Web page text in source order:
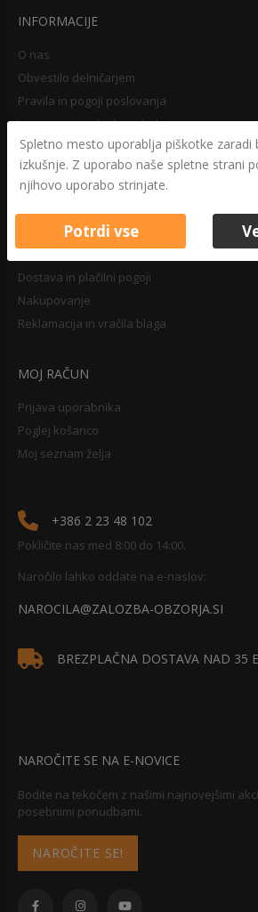
INFORMACIJE
O nas
Obvestilo delničarjem
Pravila in pogoji poslovanja
Varovanje osebnih podatkov
Druga določila
Pravilnik o zasebnosti
Pravno obvestilo
Dostava in plačilni pogoji
Nakupovanje
Reklamacija in vračila blaga
MOJ RAČUN
Prijava uporabnika
Poglej košarico
Moj seznam želja
+386 2 23 48 102
Pokličite nas med 8:00 do 14:00.
Naročilo lahko oddate na e-naslov:
NAROCILA@ZALOZBA-OBZORJA.SI
BREZPLAČNA DOSTAVA NAD 35
NAROČITE SE NA E-NOVICE
Bodite na tekočem z našimi najnovejšimi
posebnimi ponudbami.
NAROČITE SE!
Spletno mesto uporablja piškotke zaradi
izkušnje. Z uporabo naše spletne strani
njihovo uporabo strinjate.
Potrdi vse